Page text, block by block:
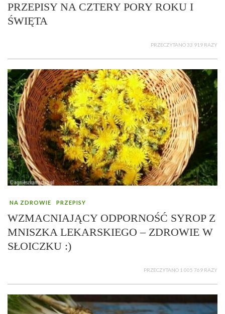
PRZEPISY NA CZTERY PORY ROKU I
ŚWIĘTA
PRZECZYTANO 33 919 RAZY
NA ZDROWIE PRZEPISY
WZMACNIAJĄCY ODPORNOŚĆ SYROP Z
MNISZKA LEKARSKIEGO – ZDROWIE W
SŁOICZKU :)
PRZECZYTANO 1 005 769 RAZY